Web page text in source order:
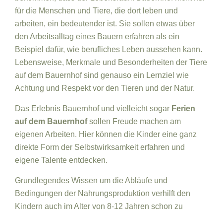
für die Menschen und Tiere, die dort leben und
arbeiten, ein bedeutender ist. Sie sollen etwas über
den Arbeitsalltag eines Bauern erfahren als ein
Beispiel dafür, wie berufliches Leben aussehen kann.
Lebensweise, Merkmale und Besonderheiten der Tiere
auf dem Bauernhof sind genauso ein Lernziel wie
Achtung und Respekt vor den Tieren und der Natur.
Das Erlebnis Bauernhof und vielleicht sogar Ferien
auf dem Bauernhofsollen Freude machen am
eigenen Arbeiten. Hier können die Kinder eine ganz
direkte Form der Selbstwirksamkeit erfahren und
eigene Talente entdecken.
Grundlegendes Wissen um die Abläufe und
Bedingungen der Nahrungsproduktion verhilft den
Kindern auch im Alter von 8-12 Jahren schon zu